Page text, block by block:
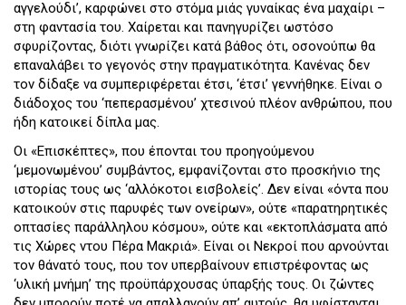
αγγελούδι’, καρφώνει στο στόμα μιάς γυναίκας ένα μαχαίρι –
στη φαντασία του. Χαίρεται και πανηγυρίζει ωστόσο
σφυρίζοντας, διότι γνωρίζει κατά βάθος ότι, οσονούπω θα
επαναλάβει το γεγονός στην πραγματικότητα. Κανένας δεν
τον δίδαξε να συμπεριφέρεται έτσι, ‘έτσι’ γεννήθηκε. Είναι ο
διάδοχος του ‘πεπερασμένου’ χτεσινού πλέον ανθρώπου, που
ήδη κατοικεί δίπλα μας.
Οι «Επισκέπτες», που έπονται του προηγούμενου
‘μεμονωμένου’ συμβάντος, εμφανίζονται στο προσκήνιο της
ιστορίας τους ως ‘αλλόκοτοι εισβολείς’. Δεν είναι «όντα που
κατοικούν στις παρυφές των ονείρων», ούτε «παρατηρητικές
οπτασίες παράλληλου κόσμου», ούτε και «εκτοπλάσματα από
τις Χώρες ντου Πέρα Μακριά». Είναι οι Νεκροί που αρνούνται
τον θάνατό τους, που τον υπερβαίνουν επιστρέφοντας ως
‘υλική μνήμη’ της προϋπάρχουσας ύπαρξής τους. Οι ζώντες